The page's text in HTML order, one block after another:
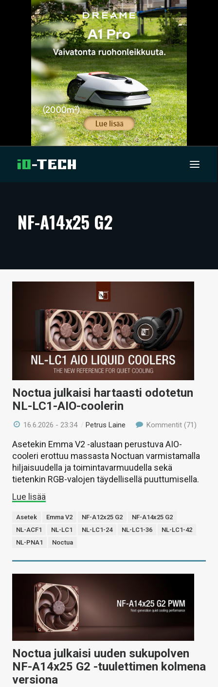
ARTIKKELIT
TECHBBS
VAIHDA TEEMA
HAKU
NF-A14x25 G2
Noctua julkaisi hartaasti odotetun
NL-LC1-AIO-coolerin
16.6.2026 - 23:34 /Petrus Laine Kommentit (71)
Asetekin Emma V2 -alustaan perustuva AIO-
cooleri erottuu massasta Noctuan varmistamalla
hiljaisuudella ja toimintavarmuudella sekä
tietenkin RGB-valojen täydellisellä puuttumisella.
Lue lisää
Asetek Emma V2 NF-A12x25 G2
NF-A14x25 G2
NL-ACF1
NL-LC1 NL-LC1-24 NL-LC1-36
NL-LC1-42
NL-PNA1
Noctua
Noctua julkaisi uuden sukupolven
NF-A14x25 G2 -tuulettimen kolmena
versiona